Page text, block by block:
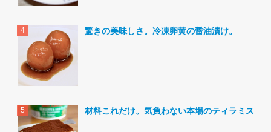
驚きの美味しさ。冷凍卵黄の醤油漬け。
材料これだけ。気負わない本場のティラミス。